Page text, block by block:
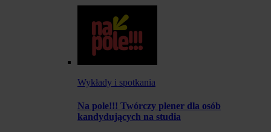
Wykłady i spotkania
Na pole!!! Twórczy plener dla osób
kandydujących na studia